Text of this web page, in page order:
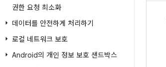
권한 요청 최소화
데이터를 안전하게 처리하기
로컬 네트워크 보호
Android의 개인 정보 보호 샌드박스